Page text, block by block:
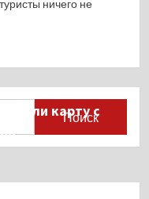
ничего не
карту с